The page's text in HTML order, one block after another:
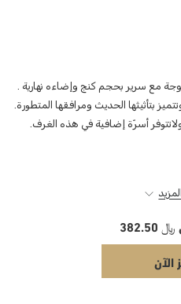
مع سرير بحجم كنج وإضاءه نهارية .
بتأثيثها الحديث ومرافقها المتطورة.
ولاتتوفر أسرّة إضافية في هذه الغرف.
﷼ 382.50
الآن